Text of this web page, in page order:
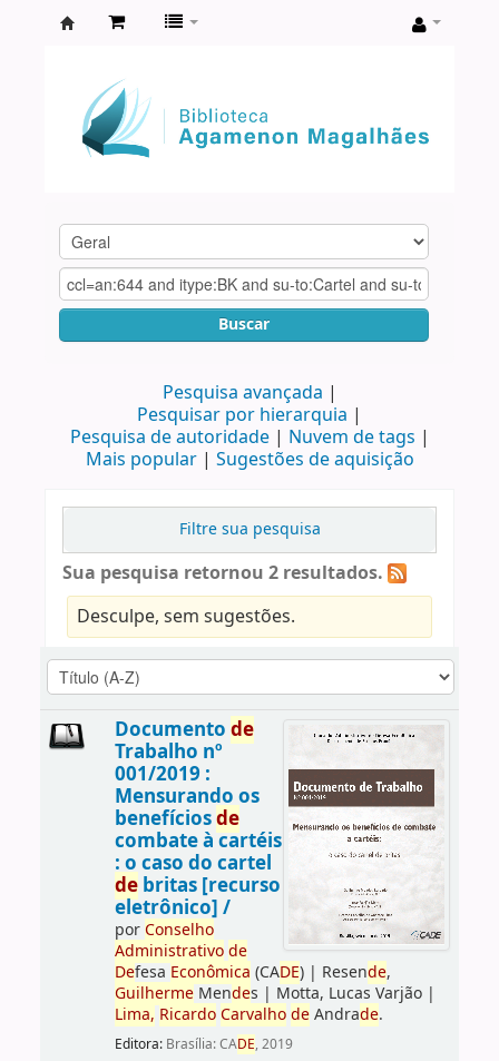
Agamenon
Magalhães
Buscar
Pesquisa avançada
Pesquisar por hierarquia
Pesquisa de autoridade
Nuvem de tags
Mais popular
Sugestões de aquisição
Filtre sua pesquisa
Sua pesquisa retornou 2 resultados.
Desculpe, sem sugestões.
Documento de
Trabalho nº
001/2019 :
Mensurando os
benefíciosde
combate à cartéis
: o caso do cartel
debritas [recurso
eletrônico] /
porConselho
Administrativo de
Defesa Econômica (CADE)| Resende,
GuilhermeMendes | Motta, Lucas Varjão|
Lima, Ricardo Carvalho deAndrade.
Editora: Brasília: CADE, 2019